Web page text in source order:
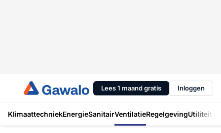
Lees 1 maand gratis Inloggen
KlimaattechniekEnergieSanitairVentilatieRegelgevingUtiliteit